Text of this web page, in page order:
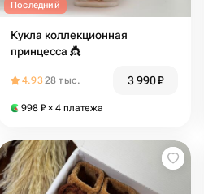
Последний
Кукла коллекционная
принцесса 👸
4.9328 тыс. 3 990₽
998 ₽ × 4 платежа